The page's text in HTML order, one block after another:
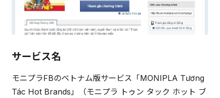
サービス名
モニプラFBのベトナム版サービス「MONIPLA Tương
Tác Hot Brands」（モニプラ トゥン タック ホット ブ